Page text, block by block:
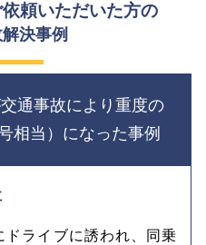
頼いただいた方の
決事例
通事故により重度の
相当）になった事例
ライブに誘われ、同乗